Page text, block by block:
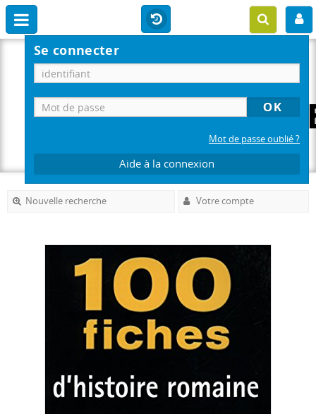
Se connecter
Mot de passe oublié ?
Aide à la connexion
Nouvelle recherche Votre compte